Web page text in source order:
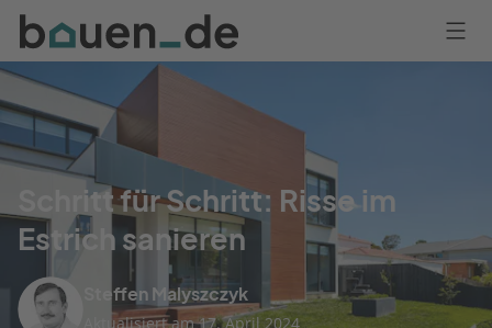
Bauen
Logo
Anmelden
Schritt für Schritt: Risse im
Estrich sanieren
Steffen Malyszczyk
Aktualisiert am 17. April 2024